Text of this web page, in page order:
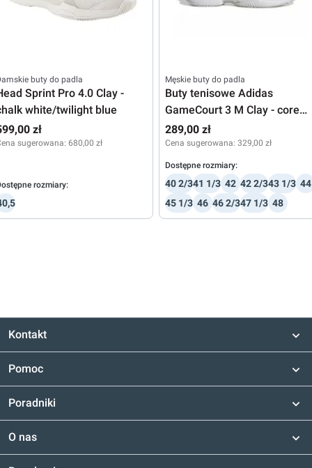
buty do padla
Sprint Pro 4.0 Clay -
white/twilight blue
zł
sugerowana: 680,00 zł
rozmiary:
Męskie buty do padla
Buty tenisowe Adidas
GameCourt 3 M Clay - core
black/footwear
white/footwear white
289,00 zł
Cena sugerowana: 329,00 zł
Dostępne rozmiary:
40 2/341 1/3 42 42 2/343 1/3 44
45 1/3 46 46 2/347 1/3 48
Kontakt
Pomoc
Poradniki
O nas